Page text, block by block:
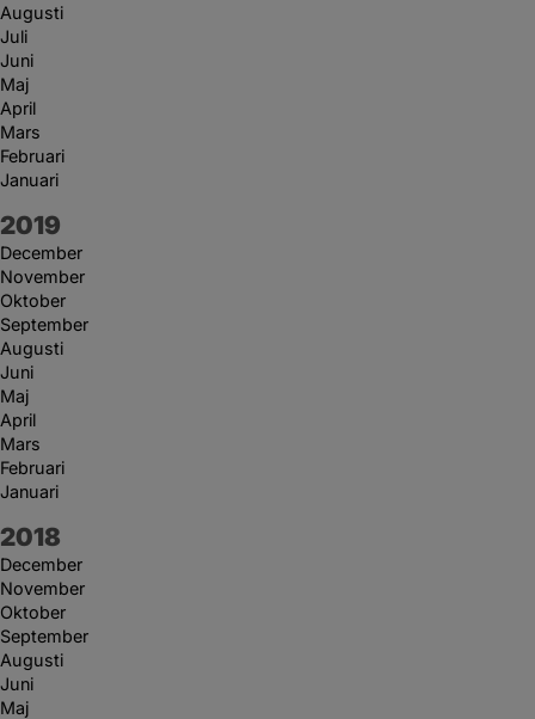
Augusti
Juli
Juni
Maj
April
Mars
Februari
Januari
År:
2019
December
November
Oktober
September
Augusti
Juni
Maj
April
Mars
Februari
Januari
År:
2018
December
November
Oktober
September
Augusti
Juni
Maj